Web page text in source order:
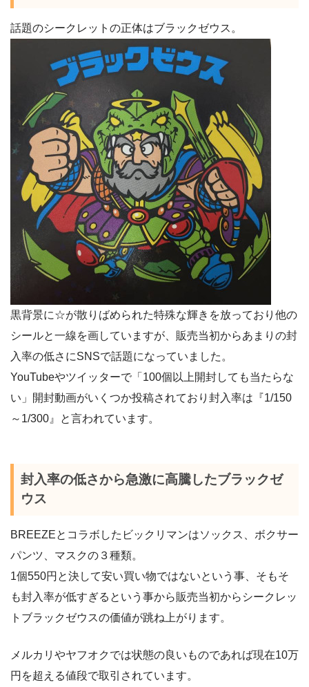
話題のシークレットの正体はブラックゼウス。
黒背景に☆が散りばめられた特殊な輝きを放っており他の
シールと一線を画していますが、販売当初からあまりの封
入率の低さにSNSで話題になっていました。
YouTubeやツイッターで「100個以上開封しても当たらな
い」開封動画がいくつか投稿されており封入率は『1/150
～1/300』と言われています。
封入率の低さから急激に高騰したブラックゼ
ウス
BREEZEとコラボしたビックリマンはソックス、ボクサー
パンツ、マスクの３種類。
1個550円と決して安い買い物ではないという事、そもそ
も封入率が低すぎるという事から販売当初からシークレッ
トブラックゼウスの価値が跳ね上がります。
メルカリやヤフオクでは状態の良いものであれば現在10万
円を超える値段で取引されています。